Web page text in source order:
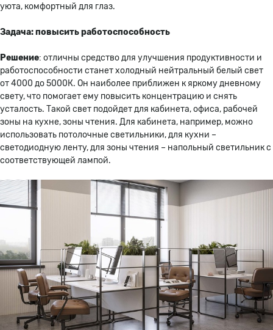
уюта, комфортный для глаз.
Задача: повысить работоспособность
Решение: отличны средство для улучшения продуктивности и
работоспособности станет холодный нейтральный белый свет
от 4000 до 5000К. Он наиболее приближен к яркому дневному
свету, что помогает ему повысить концентрацию и снять
усталость. Такой свет подойдет для кабинета, офиса, рабочей
зоны на кухне, зоны чтения. Для кабинета, например, можно
использовать потолочные светильники, для кухни –
светодиодную ленту, для зоны чтения – напольный светильник с
соответствующей лампой.